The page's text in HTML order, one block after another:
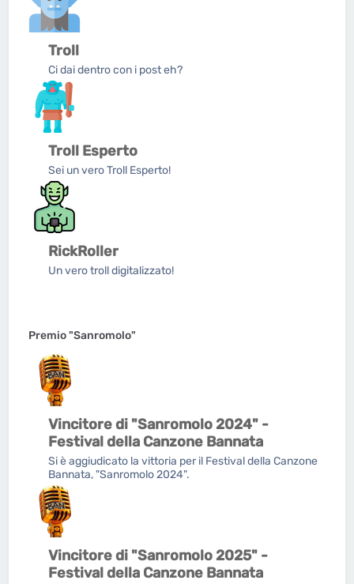
Troll
Ci dai dentro con i post eh?
Troll Esperto
Sei un vero Troll Esperto!
RickRoller
Un vero troll digitalizzato!
Premio "Sanromolo"
Vincitore di "Sanromolo 2024" -
Festival della Canzone Bannata
Si è aggiudicato la vittoria per il Festival della Canzone
Bannata, "Sanromolo 2024".
Vincitore di "Sanromolo 2025" -
Festival della Canzone Bannata